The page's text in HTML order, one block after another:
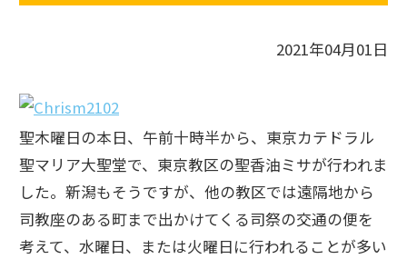
2021年04月01日
聖木曜日の本日、午前十時半から、東京カテドラル
聖マリア大聖堂で、東京教区の聖香油ミサが行われま
した。新潟もそうですが、他の教区では遠隔地から
司教座のある町まで出かけてくる司祭の交通の便を
考えて、水曜日、または火曜日に行われることが多い